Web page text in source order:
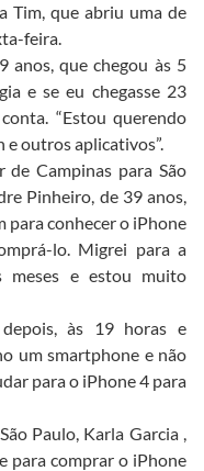
Tim, que abriu uma de
feira.
anos, que chegou às 5
e se eu chegasse 23
“Estou querendo
e outros aplicativos”.
Campinas para São
Pinheiro, de 39 anos,
para conhecer o iPhone
lo. Migrei para a
meses e estou muito
às 19 horas e
um smartphone e não
para o iPhone 4 para
Paulo, Karla Garcia ,
para comprar o iPhone